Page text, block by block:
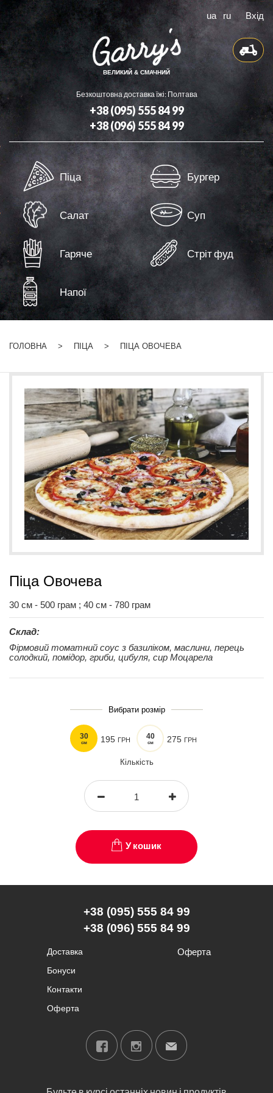
ua ru Вхід
ВЕЛИКИЙ & СМАЧНИЙ
Безкоштовна доставка їжі: Полтава
+38 (095) 555 84 99
+38 (096) 555 84 99
Доставка
Бонуси
Контакти
Оферта
Піца Бургер
Салат Суп
Гаряче Стріт фуд
Напої
ГОЛОВНА ПІЦА ПІЦА ОВОЧЕВА
Піца Овочева
30 см - 500 грам ; 40 см - 780 грам
Склад:
Фірмовий томатний соус з базиліком, маслини, перець
солодкий, помідор, гриби, цибуля, сир Моцарела
Вибрати розмір
30
см 195 ГРН 40
см 275 ГРН
Кількість
У кошик
+38 (095) 555 84 99
+38 (096) 555 84 99
Доставка
Бонуси
Контакти
Оферта
Оферта